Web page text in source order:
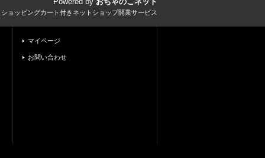
ョッピングカート付きネットショップ開業サービス
マイページ
お問い合わせ